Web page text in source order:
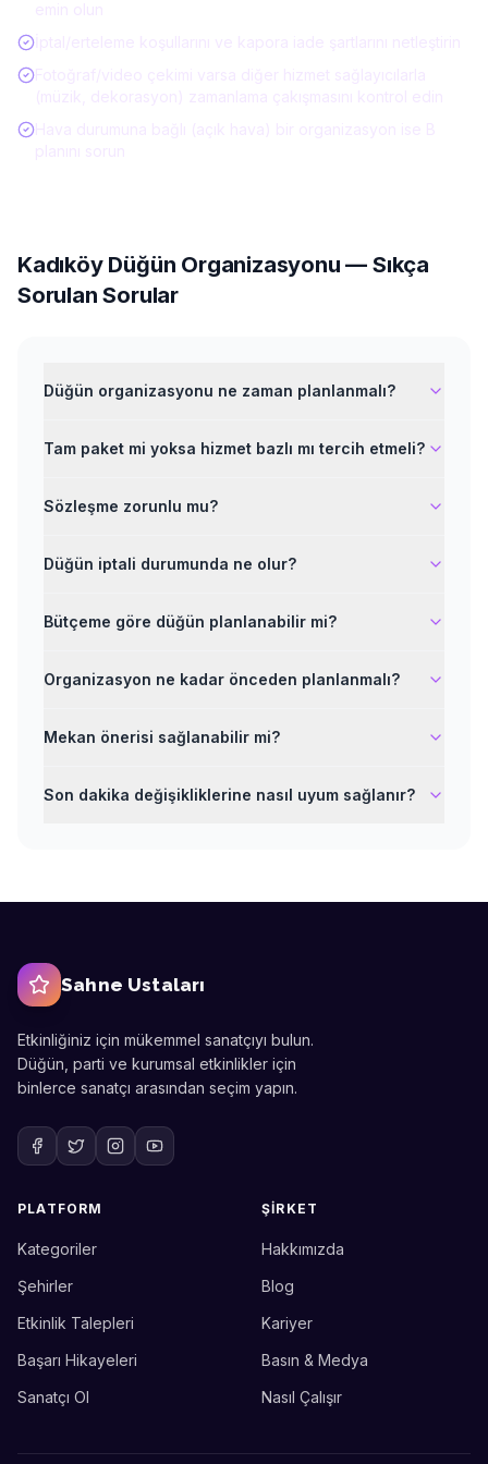
Kadıköy Düğün Organizasyonu — Sıkça
Sorulan Sorular
Düğün organizasyonu ne zaman planlanmalı?
Tam paket mi yoksa hizmet bazlı mı tercih etmeli?
Sözleşme zorunlu mu?
Düğün iptali durumunda ne olur?
Bütçeme göre düğün planlanabilir mi?
Organizasyon ne kadar önceden planlanmalı?
Mekan önerisi sağlanabilir mi?
Son dakika değişikliklerine nasıl uyum sağlanır?
Sahne Ustaları
Etkinliğiniz için mükemmel sanatçıyı bulun.
Düğün, parti ve kurumsal etkinlikler için
binlerce sanatçı arasından seçim yapın.
PLATFORM
Kategoriler
Şehirler
Etkinlik Talepleri
Başarı Hikayeleri
Sanatçı Ol
ŞIRKET
Hakkımızda
Blog
Kariyer
Basın & Medya
Nasıl Çalışır
Etkinlik uzmanınız
Merhaba! Size nasıl yardımcı
bize ulaşabilirsiniz.
Merhaba! Bilgi almak istiyorum.